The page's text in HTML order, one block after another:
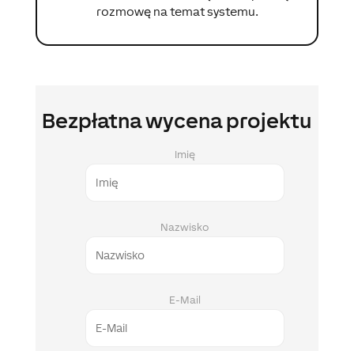
rozmowę na temat systemu.
Bezpłatna wycena projektu
Imię
Nazwisko
E-Mail